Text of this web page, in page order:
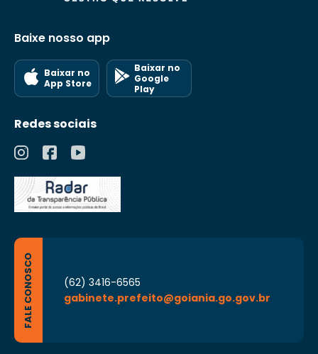
Baixe nosso app
Baixar no
App Store
Baixar no
Google
Play
Redes sociais
FALE CONOSCO
(62) 3416-6565
gabinete.prefeito@goiania.go.gov.br